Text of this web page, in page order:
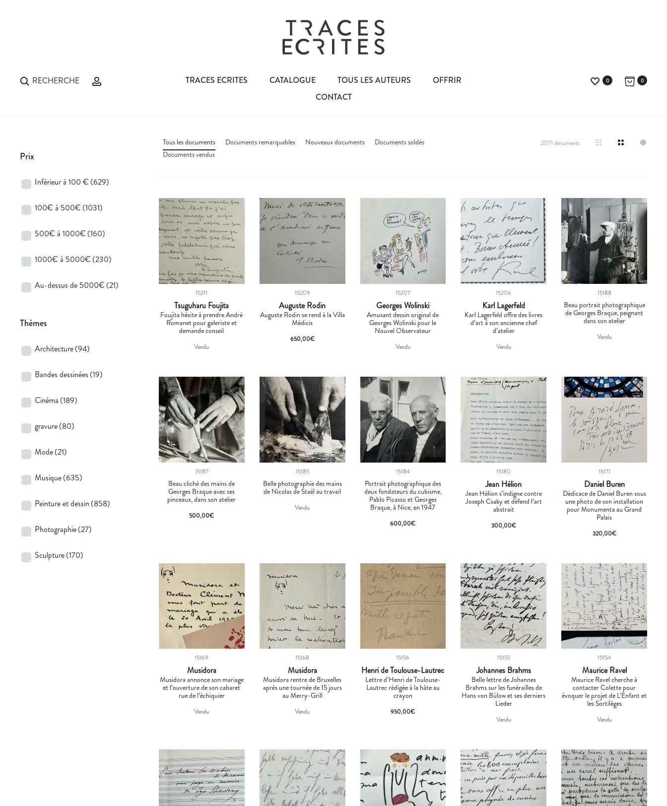
RECHERCHE TRACES ECRITES CATALOGUE TOUS LES AUTEURS
OFFRIR
CONTACT
0 0
Tous les documents Documents remarquables Nouveaux documents
Documents soldés
Documents vendus
2071 documents
15211
Tsuguharu Foujita
Foujita hésite à prendre André
Romanet pour galeriste et
demande conseil
Vendu
15209
Auguste Rodin
Auguste Rodin se rend à la Villa
Médicis
650,00€
15207
Georges Wolinski
Amusant dessin original de
Georges Wolinski pour le
Nouvel Observateur
Vendu
15206
Karl Lagerfeld
Karl Lagerfeld offre des livres
d’art à son ancienne chef
d’atelier
Vendu
15188
Beau portrait photographique
de Georges Braque, peignant
dans son atelier
Vendu
15187
Beau cliché des mains de
Georges Braque avec ses
pinceaux, dans son atelier
500,00€
15185
Belle photographie des mains
de Nicolas de Staël au travail
Vendu
15184
Portrait photographique des
deux fondateurs du cubisme,
Pablo Picasso et Georges
Braque, à Nice, en 1947
600,00€
15180
Jean Hélion
Jean Hélion s’indigne contre
Joseph Csaky et défend l’art
abstrait
300,00€
15171
Daniel Buren
Dédicace de Daniel Buren sous
une photo de son installation
pour Monumenta au Grand
Palais
320,00€
15169
Musidora
Musidora annonce son mariage
et l’ouverture de son cabaret
rue de l’échiquier
Vendu
15168
Musidora
Musidora rentre de Bruxelles
après une tournée de 15 jours
au Merry-Grill
Vendu
15156
Henri de Toulouse-Lautrec
Lettre d’Henri de Toulouse-
Lautrec rédigée à la hâte au
crayon
950,00€
15155
Johannes Brahms
Belle lettre de Johannes
Brahms sur les funérailles de
Hans von Bülow et ses derniers
Lieder
Vendu
15154
Maurice Ravel
Maurice Ravel cherche à
contacter Colette pour
évoquer le projet de L’Enfant et
les Sortilèges
Vendu
Prix
Inférieur à 100 € (629)
100€ à 500€ (1031)
500€ à 1000€ (160)
1000€ à 5000€ (230)
Au-dessus de 5000€ (21)
Thèmes
Architecture(94)
Bandes dessinées (19)
Cinéma (189)
gravure(80)
Mode(21)
Musique(635)
Peinture et dessin (858)
Photographie(27)
Sculpture(170)